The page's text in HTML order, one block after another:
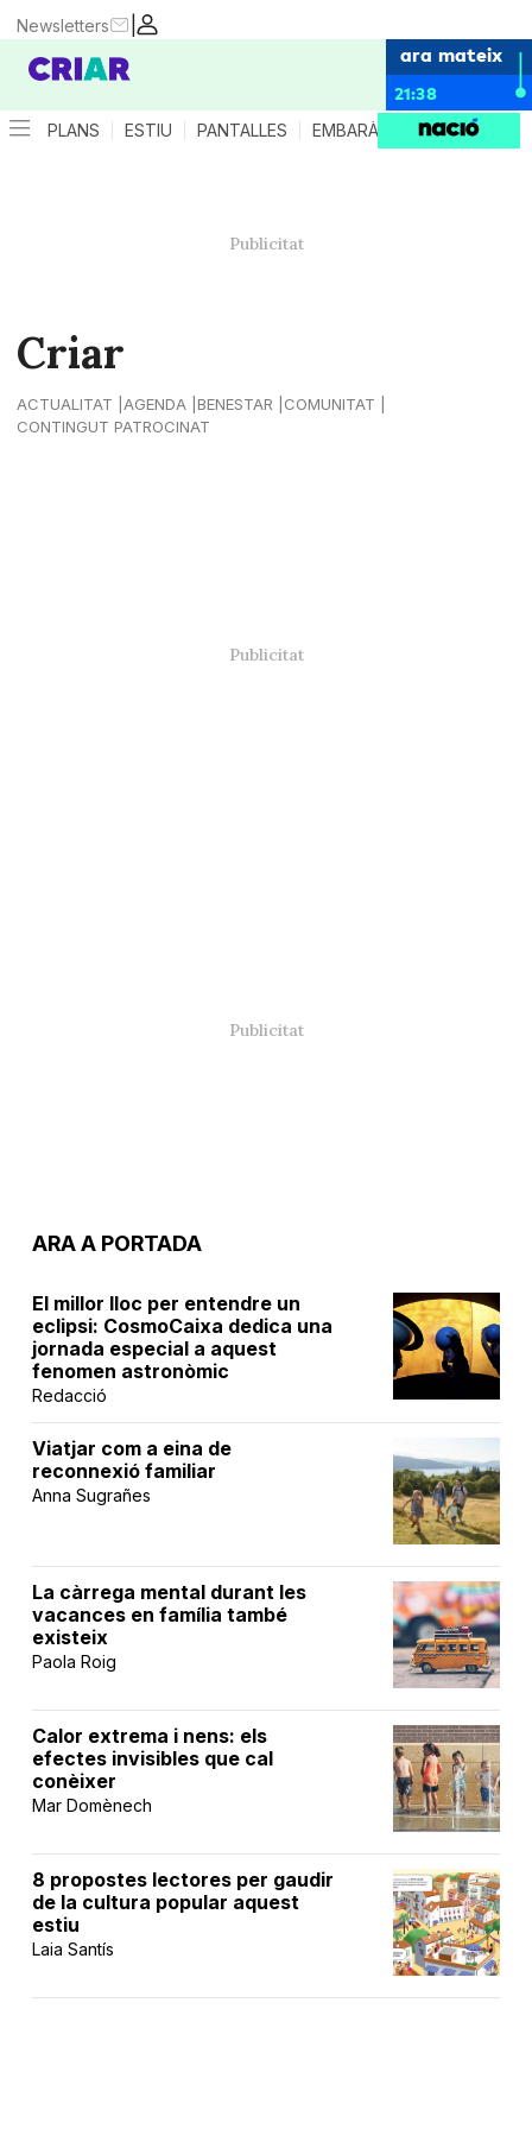
|
Newsletters
ara mateix
21:38
PLANS ESTIU PANTALLES EMBARÀS CRIANÇA
Criar
ACTUALITAT AGENDA BENESTAR
COMUNITAT
CONTINGUT PATROCINAT
ARA A PORTADA
El millor lloc per entendre un
eclipsi: CosmoCaixa dedica una
jornada especial a aquest
fenomen astronòmic
Redacció
Viatjar com a eina de
reconnexió familiar
Anna Sugrañes
La càrrega mental durant les
vacances en família també
existeix
Paola Roig
Calor extrema i nens: els
efectes invisibles que cal
conèixer
Mar Domènech
8 propostes lectores per gaudir
de la cultura popular aquest
estiu
Laia Santís